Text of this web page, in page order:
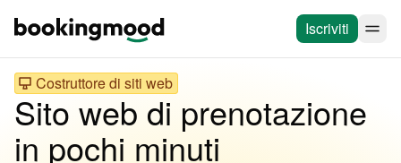
Iscriviti
Costruttore di siti web
Sito web di prenotazione
in pochi minuti